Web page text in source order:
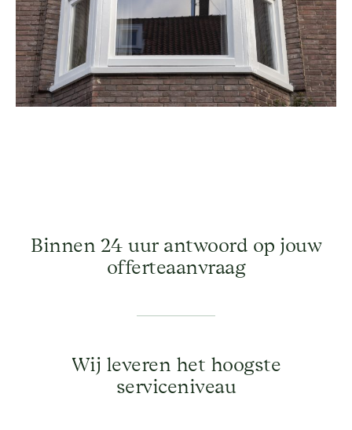
Binnen 24 uur antwoord op jouw
offerteaanvraag
Wij leveren het hoogste
serviceniveau